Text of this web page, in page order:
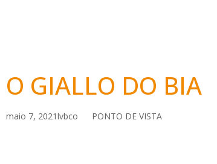
O GIALLO DO BIA
maio 7, 2021lvbco PONTO DE VISTA